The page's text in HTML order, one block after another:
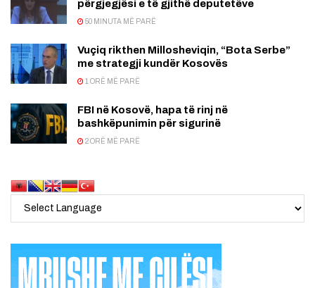
përgjegjësi e të gjithë deputetëve
50 MINUTA MË PARË
Vuçiq rikthen Millosheviqin, “Bota Serbe”
me strategji kundër Kosovës
1 ORË MË PARË
FBI në Kosovë, hapa të rinj në
bashkëpunimin për sigurinë
2 ORË MË PARË